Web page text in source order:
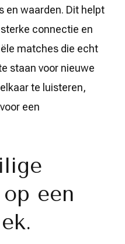
en waarden. Dit helpt
connectie en
matches die echt
staan voor nieuwe
te luisteren,
een
een